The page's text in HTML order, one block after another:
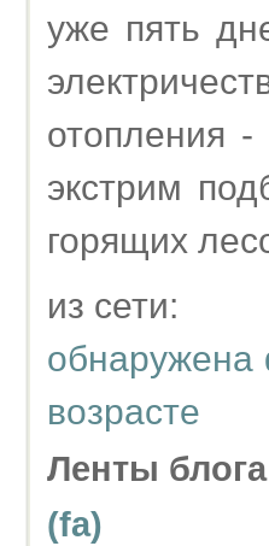
уже пять
отопления
экстрим
горящих
из сети:
возрасте
Ленты
(fa)